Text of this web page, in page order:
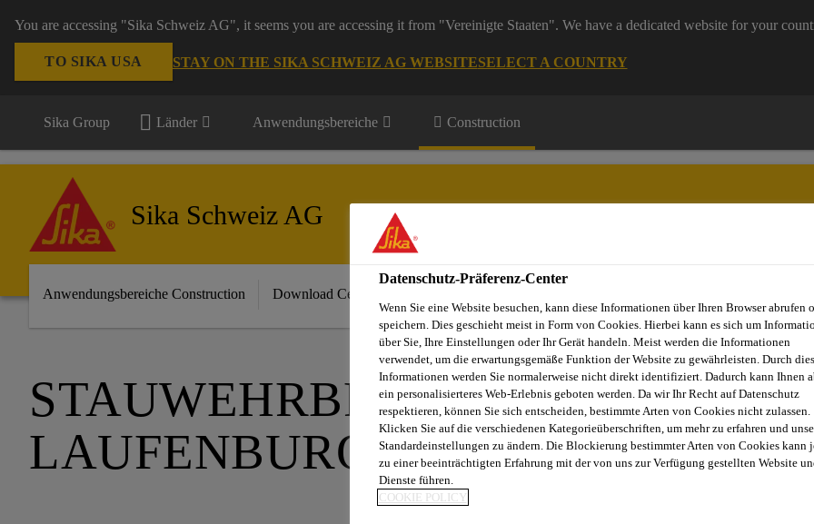
You are accessing "Sika Schweiz AG", it seems you are accessing it from "Vereinigte Staaten". We have a dedicated website for your
TO SIKA USA STAY ON THE SIKA SCHWEIZ AG WEBSITESELECT A COUNTRY
Sika Group Länder Anwendungsbereiche Construction
Sika Schweiz AG
Anwendungsbereiche Construction Download Center
STAUWEHRBRÜCKE,
LAUFENBURG
Datenschutz-Präferenz-Center
Wenn Sie eine Website besuchen, kann diese Informationen über Ihren Browser abrufen
speichern. Dies geschieht meist in Form von Cookies. Hierbei kann es sich um
über Sie, Ihre Einstellungen oder Ihr Gerät handeln. Meist werden die Informationen
verwendet, um die erwartungsgemäße Funktion der Website zu gewährleisten. Durch
Informationen werden Sie normalerweise nicht direkt identifiziert. Dadurch kann Ihnen
ein personalisierteres Web-Erlebnis geboten werden. Da wir Ihr Recht auf Datenschutz
respektieren, können Sie sich entscheiden, bestimmte Arten von Cookies nicht zulassen.
Klicken Sie auf die verschiedenen Kategorieüberschriften, um mehr zu erfahren und
Standardeinstellungen zu ändern. Die Blockierung bestimmter Arten von Cookies kann
zu einer beeinträchtigten Erfahrung mit der von uns zur Verfügung gestellten Website
Dienste führen.
COOKIE POLICY